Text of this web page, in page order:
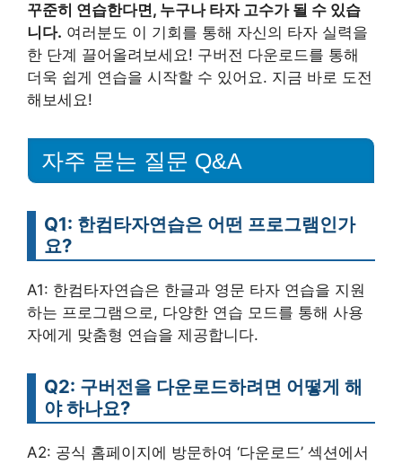
꾸준히 연습한다면, 누구나 타자 고수가 될 수 있습
니다. 여러분도 이 기회를 통해 자신의 타자 실력을
한 단계 끌어올려보세요! 구버전 다운로드를 통해
더욱 쉽게 연습을 시작할 수 있어요. 지금 바로 도전
해보세요!
자주 묻는 질문 Q&A
Q1: 한컴타자연습은 어떤 프로그램인가
요?
A1: 한컴타자연습은 한글과 영문 타자 연습을 지원
하는 프로그램으로, 다양한 연습 모드를 통해 사용
자에게 맞춤형 연습을 제공합니다.
Q2: 구버전을 다운로드하려면 어떻게 해
야 하나요?
A2: 공식 홈페이지에 방문하여 ‘다운로드’ 섹션에서